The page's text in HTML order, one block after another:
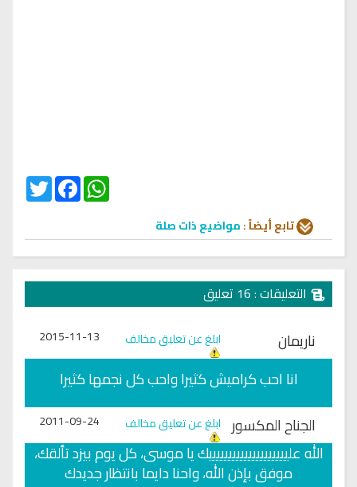
Twitter
FacebookWhatsApp
تابع أيضاً :مواضيع ذات صلة
التعليقات : 16 تعليق
ناريمان ابلغ عن تعليق مخالف 2015-11-13
انا احب كراميش كثيرا واحب كل نجمها كثيرا
الجناح المكسور ابلغ عن تعليق مخالف 2011-09-24
الله علييييييييييييييييييييك يا موسى، كل يوم بيزد تألقك،
موفق بإذن الله، واحنا دايما بانتظار جديدك